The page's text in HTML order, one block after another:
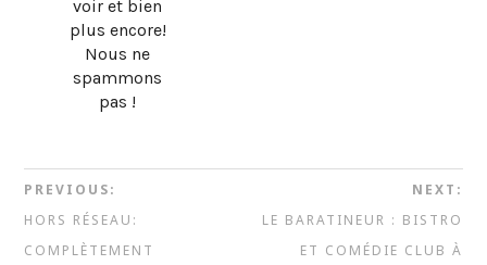
voir et bien
plus encore!
Nous ne
spammons
pas !
PREVIOUS:
HORS RÉSEAU:
COMPLÈTEMENT
NEXT:
LE BARATINEUR : BISTRO
ET COMÉDIE CLUB À